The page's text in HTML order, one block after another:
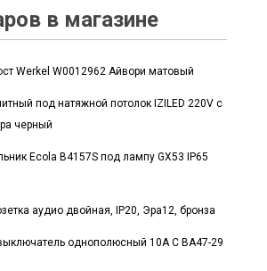
в магазине
Werkel W0012962 Айвори матовый
под натяжной потолок IZILED 220V с
черный
Ecola B4157S под лампу GX53 IP65
аудио двойная, IP20, Эра12, бронза
однополюсный 10А С ВА47-29